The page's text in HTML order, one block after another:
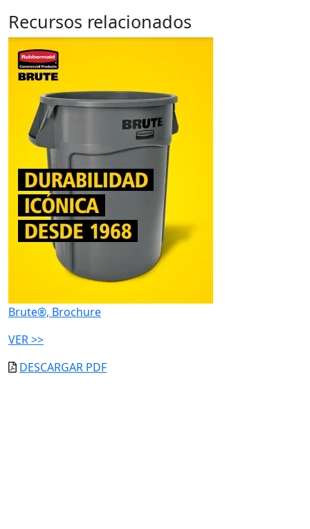
Recursos relacionados
Brute®, Brochure
VER >>
DESCARGAR PDF